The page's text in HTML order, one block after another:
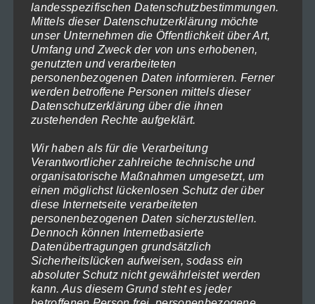
Nordsee 2018-473
119,00 € – 1.199,00€Preisspanne:
119,00€
bis
1.199,00€
Ausführung wählen
Dieses
Produkt
weist
mehrere
Varianten
auf.
landesspezifischen Datenschutzbestimmungen.
Mittels dieser Datenschutzerklärung möchte
unser Unternehmen die Öffentlichkeit über Art,
Umfang und Zweck der von uns erhobenen,
genutzten und verarbeiteten
personenbezogenen Daten informieren. Ferner
werden betroffene Personen mittels dieser
Datenschutzerklärung über die ihnen
zustehenden Rechte aufgeklärt.
Wir haben als für die Verarbeitung
Verantwortlicher zahlreiche technische und
organisatorische Maßnahmen umgesetzt, um
einen möglichst lückenlosen Schutz der über
diese Internetseite verarbeiteten
personenbezogenen Daten sicherzustellen.
Dennoch können Internetbasierte
Datenübertragungen grundsätzlich
Sicherheitslücken aufweisen, sodass ein
absoluter Schutz nicht gewährleistet werden
kann. Aus diesem Grund steht es jeder